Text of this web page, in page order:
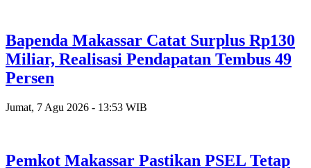
Bapenda Makassar Catat Surplus Rp130
Miliar, Realisasi Pendapatan Tembus 49
Persen
Jumat, 7 Agu 2026 - 13:53 WIB
Pemkot Makassar Pastikan PSEL Tetap